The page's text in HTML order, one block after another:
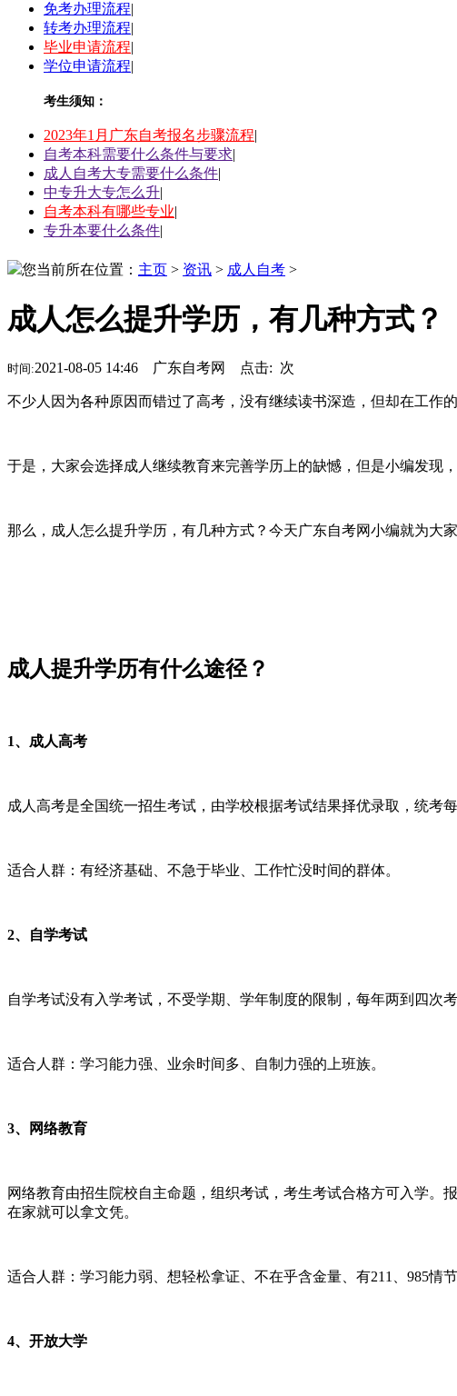
免考办理流程|
转考办理流程|
毕业申请流程|
学位申请流程|
考生须知：
2023年1月广东自考报名步骤流程|
自考本科需要什么条件与要求|
成人自考大专需要什么条件|
中专升大专怎么升|
自考本科有哪些专业|
专升本要什么条件|
您当前所在位置： 主页 > 资讯 > 成人自考 >
成人怎么提升学历，有几种方式？
时间:2021-08-05 14:46 广东自考网 点击: 次
不少人因为各种原因而错过了高考，没有继续读书深造，但却在工作
于是，大家会选择成人继续教育来完善学历上的缺憾，但是小编发现
那么，成人怎么提升学历，有几种方式？今天广东自考网小编就为大
成人提升学历有什么途径？
1、成人高考
成人高考是全国统一招生考试，由学校根据考试结果择优录取，统考
适合人群：有经济基础、不急于毕业、工作忙没时间的群体。
2、自学考试
自学考试没有入学考试，不受学期、学年制度的限制，每年两到四次
适合人群：学习能力强、业余时间多、自制力强的上班族。
3、网络教育
网络教育由招生院校自主命题，组织考试，考生考试合格方可入学。
在家就可以拿文凭。
适合人群：学习能力弱、想轻松拿证、不在乎含金量、有211、985情
4、开放大学